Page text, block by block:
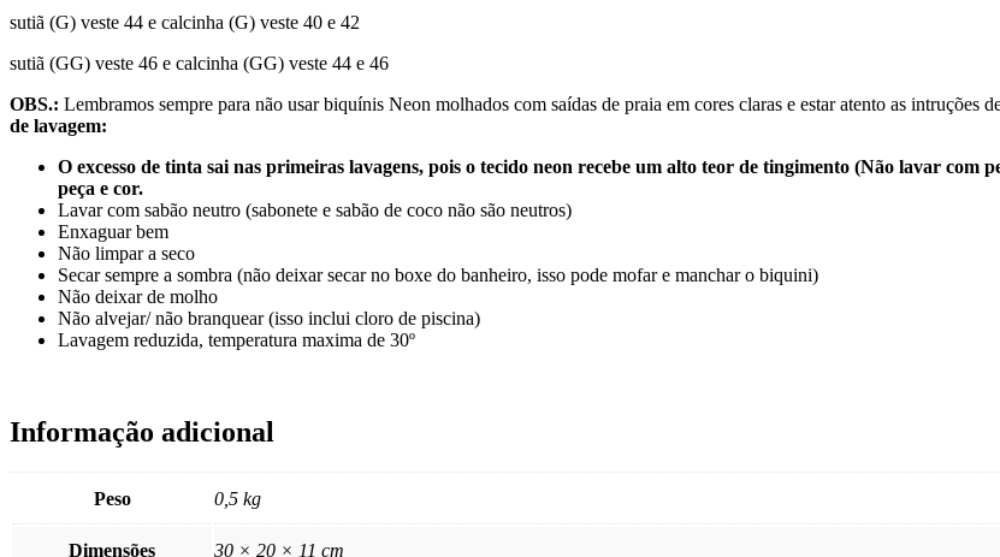
sutiã (G) veste 44 e calcinha (G) veste 40 e 42
sutiã (GG) veste 46 e calcinha (GG) veste 44 e 46
OBS.: Lembramos sempre para não usar biquínis Neon molhados com saídas de praia em cores claras e estar atento as
de lavagem:
O excesso de tinta sai nas primeiras lavagens, pois o tecido neon recebe um alto teor de tingimento (Não lavar com
peça e cor.
Lavar com sabão neutro (sabonete e sabão de coco não são neutros)
Enxaguar bem
Não limpar a seco
Secar sempre a sombra (não deixar secar no boxe do banheiro, isso pode mofar e manchar o biquini)
Não deixar de molho
Não alvejar/ não branquear (isso inclui cloro de piscina)
Lavagem reduzida, temperatura maxima de 30º
Informação adicional
Peso 0,5 kg
Dimensões 30 × 20 × 11 cm